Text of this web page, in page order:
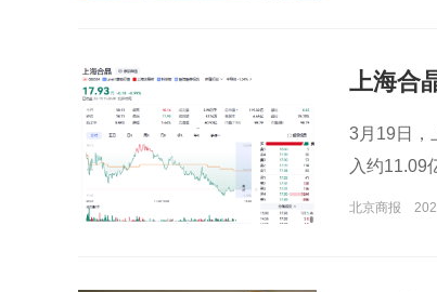
上海合
3月19日，
入约11.09
1.07%。
北京商报